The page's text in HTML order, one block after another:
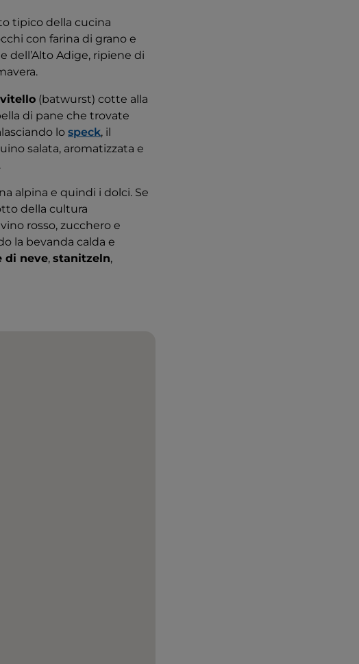
tipico della cucina
con farina di grano e
dell’Alto Adige, ripiene di
(batwurst) cotte alla
di pane che trovate
lo speck, il
salata, aromatizzata e
alpina e quindi i dolci. Se
della cultura
rosso, zucchero e
la bevanda calda e
di neve, stanitzeln,